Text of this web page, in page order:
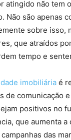
atingido não tem
Não são apenas
sobre isso,
que atraídos
tempo e
imobiliária é
de comunicação
positivos no
que aumenta a
das